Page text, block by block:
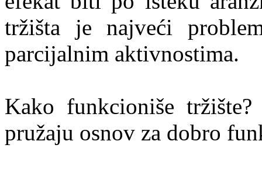
tržišta je najveći
parcijalnim aktivnostima.
Kako funkcioniše
pružaju osnov za dobro